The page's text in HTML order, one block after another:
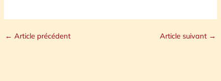
← Article précédent Article suivant →